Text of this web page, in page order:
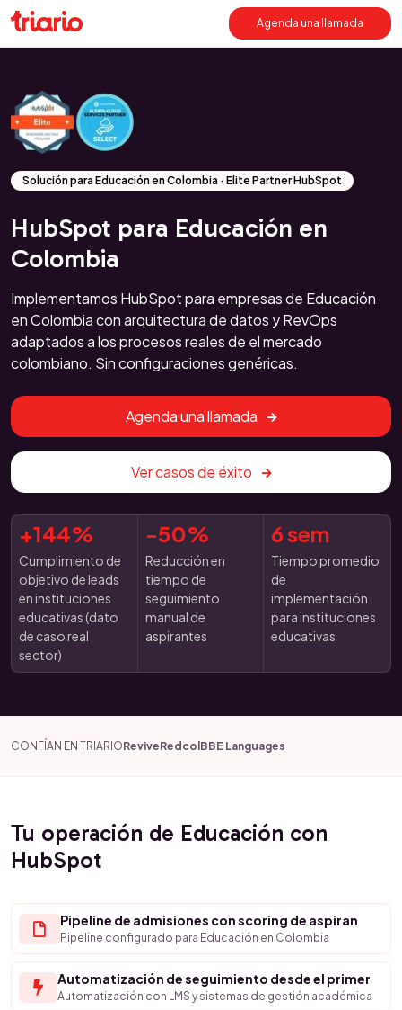
Agenda una llamada
Solución para Educación en Colombia · Elite Partner HubSpot
HubSpot para Educación en
Colombia
Implementamos HubSpot para empresas de Educación
en Colombia con arquitectura de datos y RevOps
adaptados a los procesos reales de el mercado
colombiano. Sin configuraciones genéricas.
Agenda una llamada
Ver casos de éxito
+144%
Cumplimiento de
objetivo de leads
en instituciones
educativas (dato
de caso real
sector)
-50%
Reducción en
tiempo de
seguimiento
manual de
aspirantes
6 sem
Tiempo promedio
de
implementación
para instituciones
educativas
CONFÍAN EN TRIARIOReviveRedcol BBE Languages
Tu operación de Educación con
HubSpot
Pipeline de admisiones con scoring de aspiran
Pipeline configurado para Educación en Colombia
Automatización de seguimiento desde el primer
Automatización con LMS y sistemas de gestión académica